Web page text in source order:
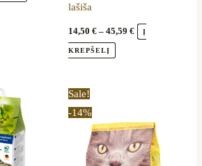
lašiša
14,50 € – 45,59 € Į
KREPŠELĮ
page
Sale!
-14%
through
47,89 €
has
multiple